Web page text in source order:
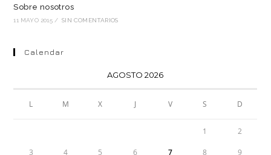
Sobre nosotros
11 MAYO 2015 / SIN COMENTARIOS
Calendar
AGOSTO 2026
L M X J V S D
1 2
3 4 5 6 7 8 9